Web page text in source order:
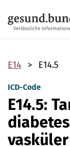
E14 E14.5
ICD-Code
E14.5: